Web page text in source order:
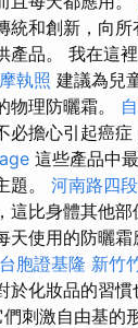
統和創新，向
產品。 我在這
執照 建議為兒
物理防曬霜。
必擔心引起癌
這些產品中
題。 河南路四
這比身體其他
天使用的防曬霜
台胞證基隆 新竹
於化妝品的習
們刺激自由基的